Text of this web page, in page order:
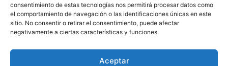
consentimiento de estas tecnologías nos permitirá procesar datos como
el comportamiento de navegación o las identificaciones únicas en este
sitio. No consentir o retirar el consentimiento, puede afectar
negativamente a ciertas características y funciones.
Aceptar
Codirector:John Aoshima
Guion de:Shannon Tindle, Marc Haimes
Tsuburaya Productions,